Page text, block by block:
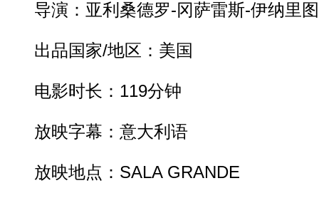
导演：亚利桑德罗-冈萨雷斯-伊纳里图
出品国家/地区：美国
电影时长：119分钟
放映字幕：意大利语
放映地点：SALA GRANDE